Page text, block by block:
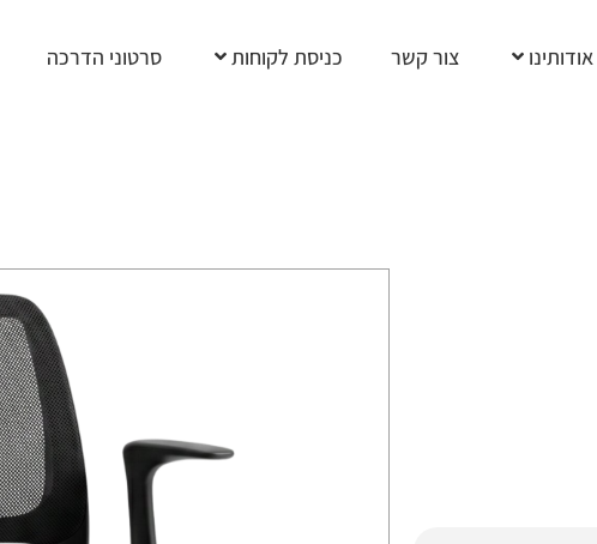
אודותינו צור קשר כניסת לקוחות סרטוני הדרכה